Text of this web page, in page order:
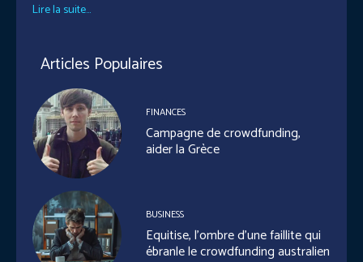
Lire la suite...
Articles Populaires
FINANCES
Campagne de crowdfunding,
aider la Grèce
BUSINESS
Equitise, l’ombre d’une faillite qui
ébranle le crowdfunding australien